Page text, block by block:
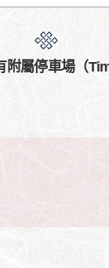
附屬停車場（